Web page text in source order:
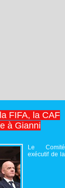
FIFA, la CAF
à Gianni
Le Comité
exécutif de la